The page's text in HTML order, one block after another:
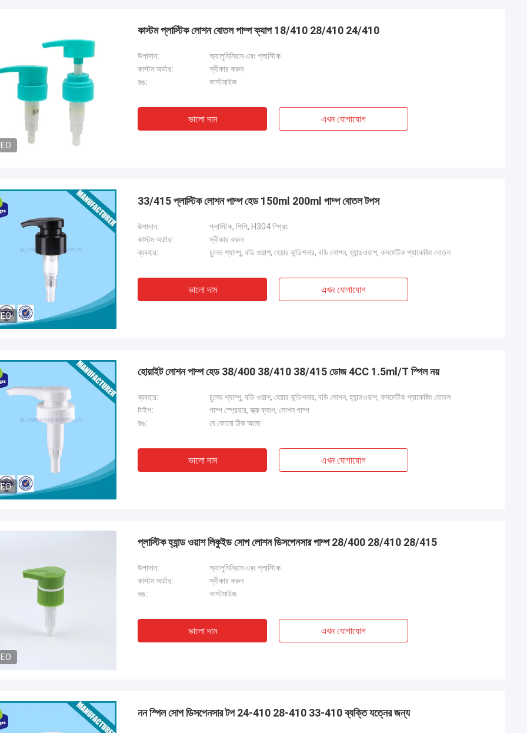
কাস্টম প্লাস্টিক লোশন বোতল পাম্প ক্যাপ 18/410 28/410 24/410
উপাদান:
অ্যালুমিনিয়াম এবং প্লাস্টিক
কাস্টম অর্ডার:
স্বীকার করুন
রঙ:
কাস্টমাইজ
ভালো দাম এখন যোগাযোগ
33/415 প্লাস্টিক লোশন পাম্প হেড 150ml 200ml পাম্প বোতল টপস
উপাদান:
প্লাস্টিক, পিপি, H304 স্প্রিং
কাস্টম অর্ডার:
স্বীকার করুন
ব্যবহার:
চুলের শ্যাম্পু, বডি ওয়াশ, হেয়ার কন্ডিশনার, বডি লোশন, হ্যান্ডওয়াশ, কসমেটিক প্যাকেজিং বোতল
ভালো দাম এখন যোগাযোগ
হোয়াইট লোশন পাম্প হেড 38/400 38/410 38/415 ডোজ 4CC 1.5ml/T স্পিল নয়
ব্যবহার:
চুলের শ্যাম্পু, বডি ওয়াশ, হেয়ার কন্ডিশনার, বডি লোশন, হ্যান্ডওয়াশ, কসমেটিক প্যাকেজিং বোতল
টাইপ:
পাম্প স্প্রেয়ার, স্ক্রু ক্যাপ, লোশন পাম্প
রঙ:
যে কোনো ঠিক আছে
ভালো দাম এখন যোগাযোগ
প্লাস্টিক হ্যান্ড ওয়াশ লিকুইড সোপ লোশন ডিসপেনসার পাম্প 28/400 28/410 28/415
উপাদান:
অ্যালুমিনিয়াম এবং প্লাস্টিক
কাস্টম অর্ডার:
স্বীকার করুন
রঙ:
কাস্টমাইজ
ভালো দাম এখন যোগাযোগ
নন স্পিল সোপ ডিসপেনসার টপ 24-410 28-410 33-410 ব্যক্তি যত্নের জন্য